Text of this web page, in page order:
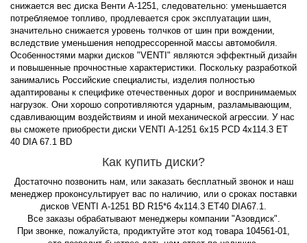
снижается вес диска Венти А-1251, следовательно: уменьшается
потребляемое топливо, продлевается срок эксплуатации шин,
значительно снижается уровень толчков от шин при вождении,
вследствие уменьшения неподрессоренной массы автомобиля.
Особенностями марки дисков "VENTI" являются эффектный дизайн
и повышенные прочностные характеристики. Поскольку разработкой
занимались Российские специалисты, изделия полностью
адаптированы к специфике отечественных дорог и воспринимаемых
нагрузок. Они хорошо сопротивляются ударным, разламывающим,
сдавливающим воздействиям и иной механической агрессии. У нас
вы сможете приобрести диски VENTI А-1251 6x15 PCD 4x114.3 ET
40 DIA 67.1 BD
Как купить диски?
Достаточно позвонить нам, или заказать бесплатный звонок и наш
менеджер проконсультирует вас по наличию, или о сроках поставки
дисков VENTI А-1251 BD R15*6 4x114.3 ET40 DIA67.1.
Все заказы обрабатывают менеджеры компании "Азовдиск".
При звонке, пожалуйста, продиктуйте этот код товара 104561-01,